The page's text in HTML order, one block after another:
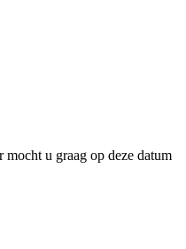
u graag op deze datum